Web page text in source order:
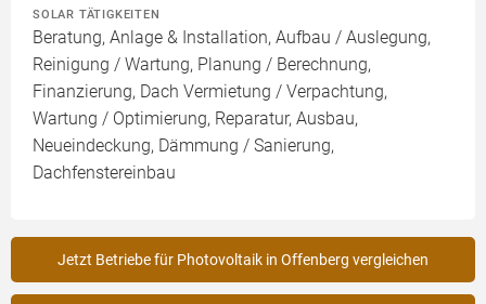
SOLAR TÄTIGKEITEN
Beratung, Anlage & Installation, Aufbau / Auslegung,
Reinigung / Wartung, Planung / Berechnung,
Finanzierung, Dach Vermietung / Verpachtung,
Wartung / Optimierung, Reparatur, Ausbau,
Neueindeckung, Dämmung / Sanierung,
Dachfenstereinbau
Jetzt Betriebe für Photovoltaik in Offenberg vergleichen